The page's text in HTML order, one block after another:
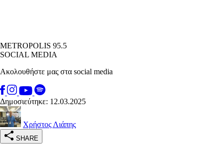
METROPOLIS 95.5
SOCIAL MEDIA
Ακολουθήστε μας στα social media
Δημοσιεύτηκε: 12.03.2025
Χρήστος Λιάπης
SHARE